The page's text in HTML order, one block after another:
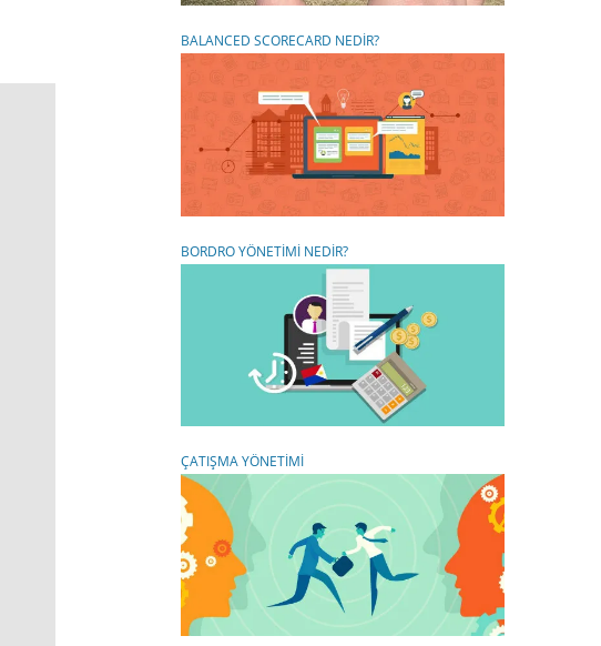
BALANCED SCORECARD NEDİR?
BORDRO YÖNETİMİ NEDİR?
ÇATIŞMA YÖNETİMİ